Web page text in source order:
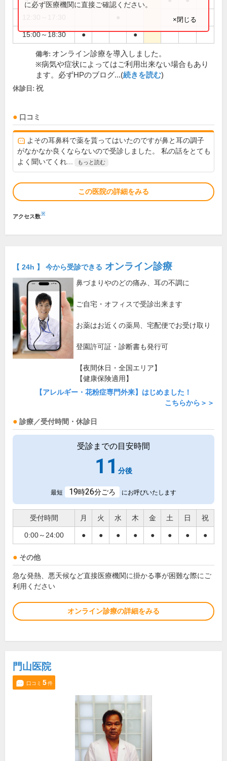
15:00～18:30 ● ●
に必ず医療機関に直接ご確認ください。
×閉じる
備考: オンライン診療を導入しました。
※病気や症状によってはご利用出来ない場合もあり
ます。必ずHPのブログ...(続きを読む)
休診日: 祝
口コミ
よその耳鼻科で薬を貰ってはいたのですが鼻と耳の調子
がなかなか良くならないので受診しました。 私の話をとても
よく聞いてくれ...
もっと読む
この医院の詳細をみる
アクセス数※
【 24h 】 今から受診できる オンライン診療
鼻づまりやのどの痛み、耳の不調に
ご自宅・オフィスで受診出来ます
お薬はお近くの薬局、宅配便でお受け取り
登園許可証・診断書も発行可
【夜間休日・全国エリア】
【健康保険適用】
【アレルギー・花粉症専門外来】はじめました！
こちらから＞＞
診療／受付時間・休診日
受診までの目安時間
11 分後
最短 19時26分ごろ にお呼びいたします
受付時間 月 火 水 木 金 土 日 祝
0:00～24:00 ● ● ● ● ● ● ● ●
その他
急な発熱、悪天候など直接医療機関に掛かる事が困難な際にご
利用ください
オンライン診療の詳細をみる
門山医院
口コミ 5件